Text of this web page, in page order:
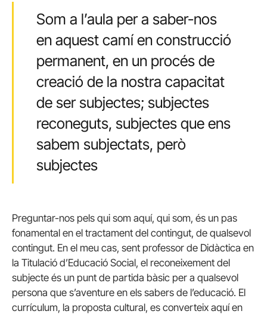
Som a l’aula per a saber-nos
en aquest camí en construcció
permanent, en un procés de
creació de la nostra capacitat
de ser subjectes; subjectes
reconeguts, subjectes que ens
sabem subjectats, però
subjectes
Preguntar-nos pels qui som aquí, qui som, és un pas
fonamental en el tractament del contingut, de qualsevol
contingut. En el meu cas, sent professor de Didàctica en
la Titulació d’Educació Social, el reconeixement del
subjecte és un punt de partida bàsic per a qualsevol
persona que s’aventure en els sabers de l’educació. El
currículum, la proposta cultural, es converteix aquí en